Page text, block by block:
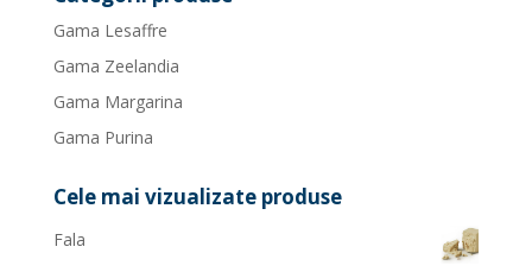
Gama Lesaffre
Gama Zeelandia
Gama Margarina
Gama Purina
Cele mai vizualizate produse
Fala